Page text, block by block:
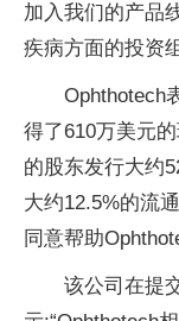
加入我们的产品
疾病方面的投资
Ophthotech
得了610万美元
的股东发行大约
大约12.5%的流
同意帮助
该公司在提